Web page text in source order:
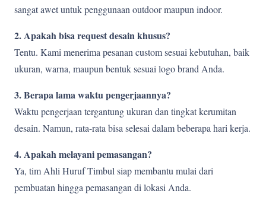
sangat awet untuk penggunaan outdoor maupun indoor.
2. Apakah bisa request desain khusus?
Tentu. Kami menerima pesanan custom sesuai kebutuhan, baik
ukuran, warna, maupun bentuk sesuai logo brand Anda.
3. Berapa lama waktu pengerjaannya?
Waktu pengerjaan tergantung ukuran dan tingkat kerumitan
desain. Namun, rata-rata bisa selesai dalam beberapa hari kerja.
4. Apakah melayani pemasangan?
Ya, tim Ahli Huruf Timbul siap membantu mulai dari
pembuatan hingga pemasangan di lokasi Anda.